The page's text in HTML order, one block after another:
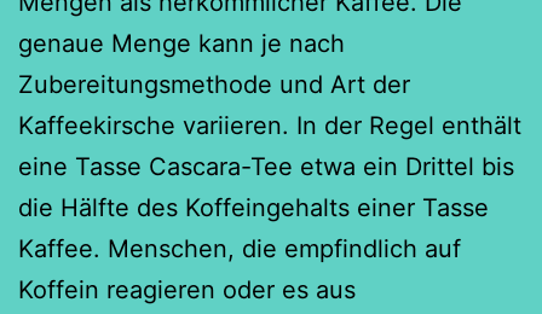
genaue Menge kann je nach
Zubereitungsmethode und Art der
Kaffeekirsche variieren. In der Regel enthält
eine Tasse Cascara-Tee etwa ein Drittel bis
die Hälfte des Koffeingehalts einer Tasse
Kaffee. Menschen, die empfindlich auf
Koffein reagieren oder es aus